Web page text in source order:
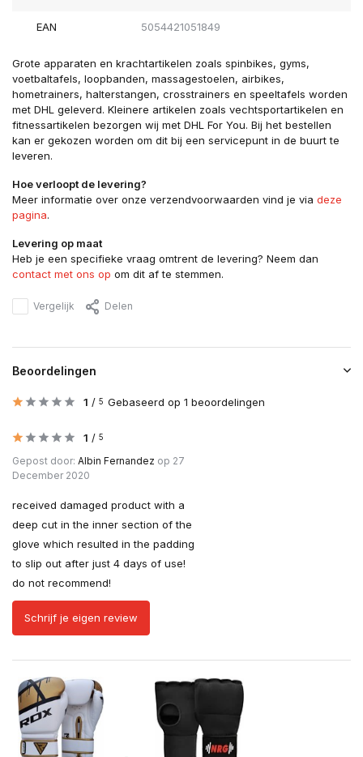
EAN 5054421051849
Grote apparaten en krachtartikelen zoals spinbikes, gyms,
voetbaltafels, loopbanden, massagestoelen, airbikes,
hometrainers, halterstangen, crosstrainers en speeltafels worden
met DHL geleverd. Kleinere artikelen zoals vechtsportartikelen en
fitnessartikelen bezorgen wij met DHL For You. Bij het bestellen
kan er gekozen worden om dit bij een servicepunt in de buurt te
leveren.
Hoe verloopt de levering?
Meer informatie over onze verzendvoorwaarden vind je via deze
pagina.
Levering op maat
Heb je een specifieke vraag omtrent de levering? Neem dan
contact met ons op om dit af te stemmen.
Vergelijk Delen
Beoordelingen
1 / 5 Gebaseerd op 1 beoordelingen
1 / 5
Gepost door: Albin Fernandez op 27
December 2020
received damaged product with a
deep cut in the inner section of the
glove which resulted in the padding
to slip out after just 4 days of use!
do not recommend!
Schrijf je eigen review